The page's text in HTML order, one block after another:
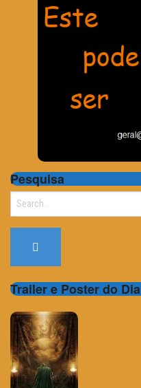
Pesquisa
Search
Trailer e Poster do Dia